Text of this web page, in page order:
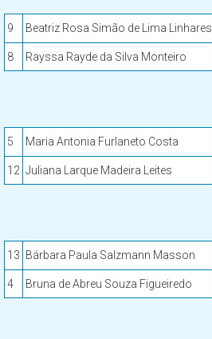
9 Beatriz Rosa Simão de Lima Linhares
8 Rayssa Rayde da Silva Monteiro
5 Maria Antonia Furlaneto Costa
12 Juliana Larque Madeira Leites
13 Bárbara Paula Salzmann Masson
4 Bruna de Abreu Souza Figueiredo